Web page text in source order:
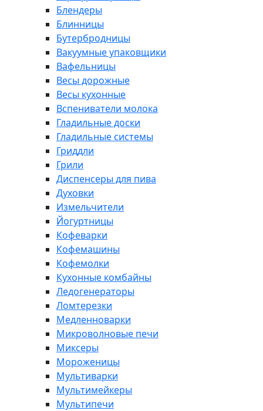
Блендеры
Блинницы
Бутербродницы
Вакуумные упаковщики
Вафельницы
Весы дорожные
Весы кухонные
Вспениватели молока
Гладильные доски
Гладильные системы
Гриддли
Грили
Диспенсеры для пива
Духовки
Измельчители
Йогуртницы
Кофеварки
Кофемашины
Кофемолки
Кухонные комбайны
Ледогенераторы
Ломтерезки
Медленноварки
Микроволновые печи
Миксеры
Мороженицы
Мультиварки
Мультимейкеры
Мультипечи